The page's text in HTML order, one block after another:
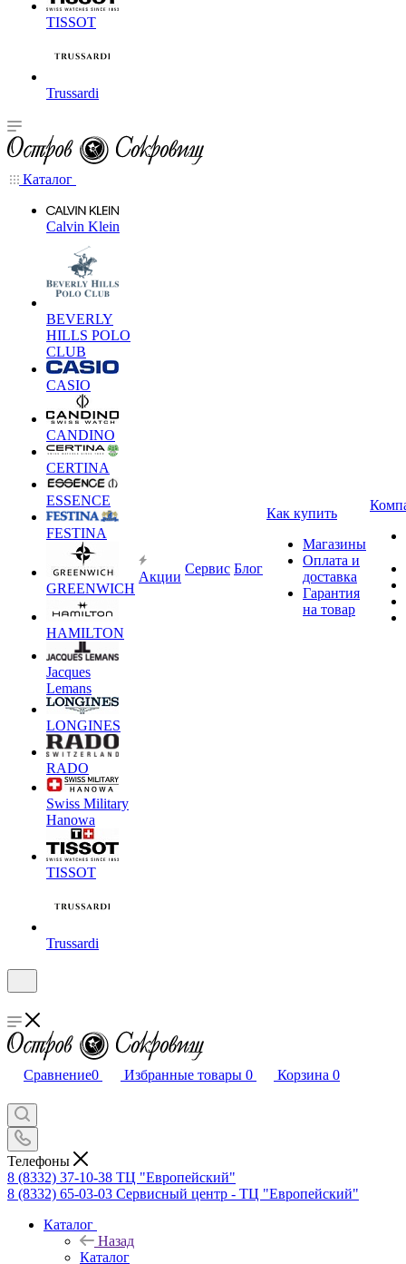
TISSOT
Trussardi
Каталог
Calvin Klein
BEVERLY
HILLS POLO
CLUB
CASIO
CANDINO
CERTINA
ESSENCE
FESTINA
GREENWICH
HAMILTON
Jacques
Lemans
LONGINES
RADO
Swiss Military
Hanowa
TISSOT
Trussardi
Акции
Сервис Блог
Как купить
Магазины
Оплата и
доставка
Гарантия
на товар
Сравнение0 Избранные товары 0 Корзина 0
Телефоны
8 (8332) 37-10-38 ТЦ "Европейский"
8 (8332) 65-03-03 Сервисный центр - ТЦ "Европейский"
Каталог
Назад
Каталог